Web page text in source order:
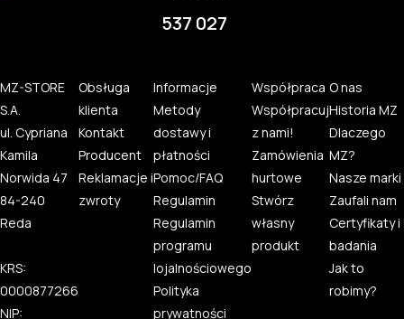
537 027
MZ-STORE
S.A.
ul. Cypriana
Kamila
Norwida 47
84-240
Reda
KRS:
0000877266
NIP:
Obsługa
klienta
Kontakt
Producent
Reklamacje i
zwroty
Informacje
Metody
dostawy i
płatności
Pomoc/FAQ
Regulamin
Regulamin
programu
lojalnościowego
Polityka
prywatności
Współpraca
Współpracuj
z nami!
Zamówienia
hurtowe
Stwórz
własny
produkt
O nas
Historia MZ
Dlaczego
MZ?
Nasze marki
Zaufali nam
Certyfikaty i
badania
Jak to
robimy?